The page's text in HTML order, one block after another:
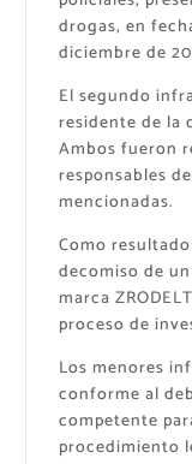
drogas, en
diciembre de
El segundo
residente de la
Ambos fueron
responsables
mencionadas.
Como
decomiso de
marca
proceso de
Los menores
conforme al
competente
procedimiento